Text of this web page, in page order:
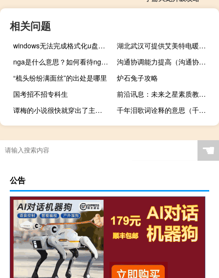
相关问题
windows无法完成格式化u盘显示raw（windows无法完成格式化）
湖北武汉可提供艾美特电暖器维修服务地址在哪
nga是什么意思？如何看待nga玩家社区什么梗
沟通协调能力提高（沟通协调能力怎么写）
“梳头纷纷满面丝”的出处是哪里
炉石兔子攻略
国考招不招专科生
前沿讯息：未来之星素质教育CEO成长营报名启动！
谭梅的小说很快就穿出了主题接受了文本
千年泪歌词诠释的意思（千年泪歌词）
☚
公告